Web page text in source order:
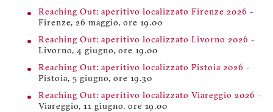
Reaching Out: aperitivo localizzato Firenze 2026 -
Firenze, 26 maggio, ore 19.00
Reaching Out: aperitivo localizzato Livorno 2026 -
Livorno, 4 giugno, ore 19.00
Reaching Out: aperitivo localizzato Pistoia 2026 -
Pistoia, 5 giugno, ore 19.30
Reaching Out: aperitivo localizzato Viareggio 2026 -
Viareggio, 11 giugno, ore 19.00